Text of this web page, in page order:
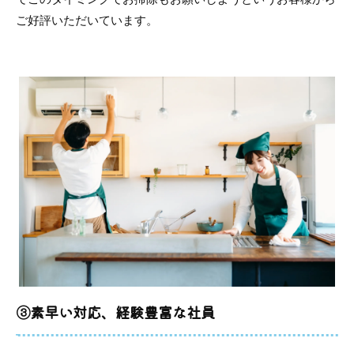
ご好評いただいています。
③素早い対応、経験豊富な社員